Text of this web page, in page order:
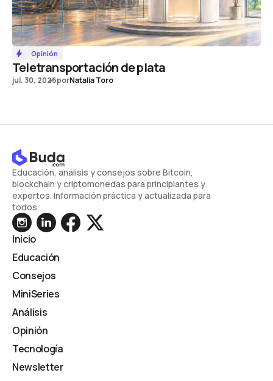
Opinión
Teletransportación de plata
jul. 30, 2026porNatalia Toro
Educación, análisis y consejos sobre Bitcoin,
blockchain y criptomonedas para principiantes y
expertos. Información práctica y actualizada para
todos.
Inicio
Educación
Consejos
MiniSeries
Análisis
Opinión
Tecnología
Newsletter